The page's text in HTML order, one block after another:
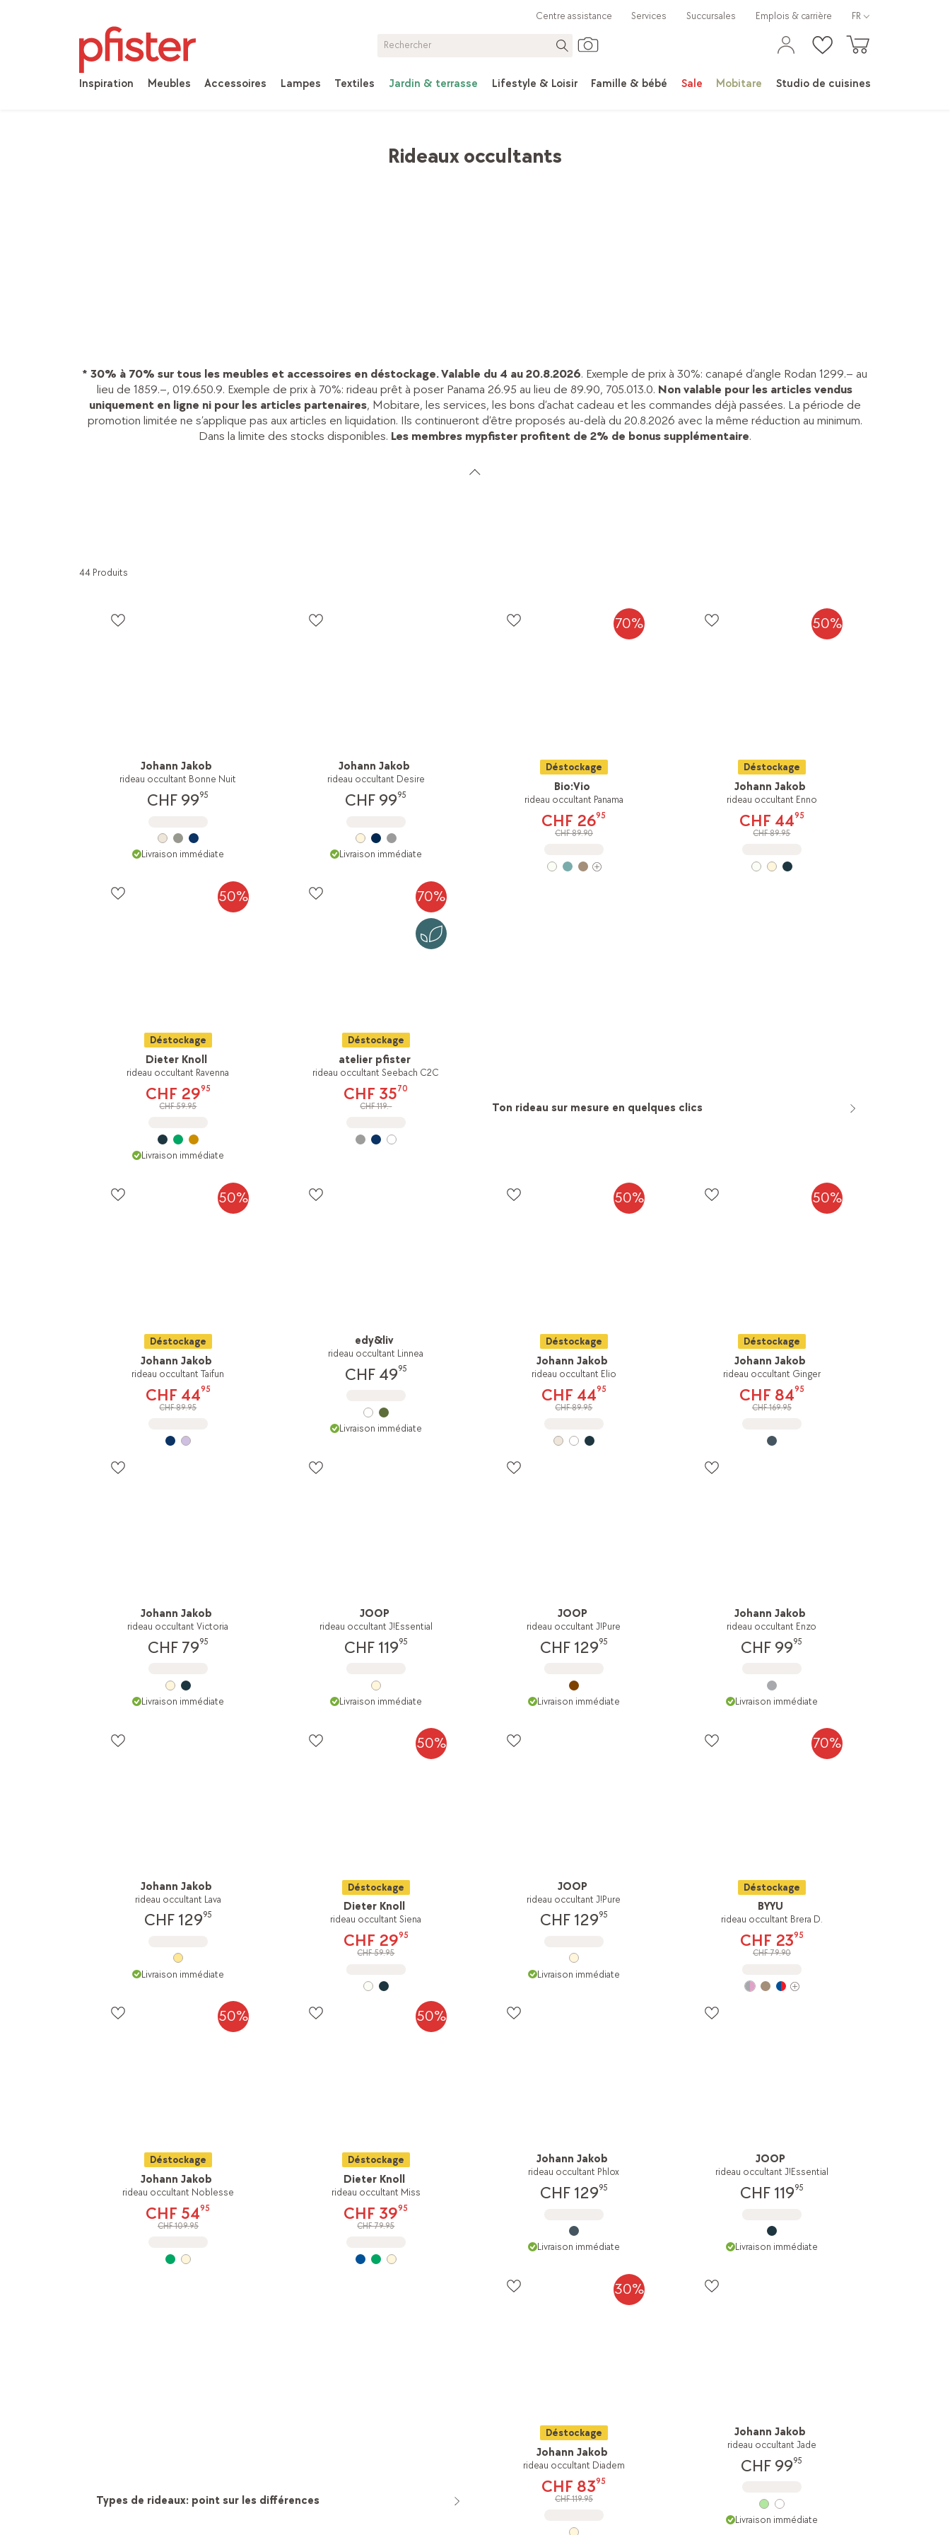
Inspiration Meubles Accessoires Lampes Textiles Jardin & terrasse Lifestyle & Loisir Famille & bébé Sale Mobitare Studio de cuisines
Centre assistance Services Succursales Emplois & carrière FR
Rideaux prêts à poser & rideauxRideaux occultants
* 30% à 70% sur tous les meubles et accessoires en déstockage. Valable du 4 au 20.8.2026. Exemple de prix à 30%: canapé d’angle Rodan 1299.– au
lieu de 1859.–, 019.650.9. Exemple de prix à 70%: rideau prêt à poser Panama 26.95 au lieu de 89.90, 705.013.0. Non valable pour les articles vendus
uniquement en ligne ni pour les articles partenaires, Mobitare, les services, les bons d’achat cadeau et les commandes déjà passées. La période de
promotion limitée ne s’applique pas aux articles en liquidation. Ils continueront d’être proposés au-delà du 20.8.2026 avec la même réduction au minimum.
Dans la limite des stocks disponibles. Les membres mypfister profitent de 2% de bonus supplémentaire.
44 Produits
Johann Jakob
rideau occultant Bonne Nuit
CHF 9995
Livraison immédiate
Johann Jakob
rideau occultant Desire
CHF 9995
Livraison immédiate
70%
Déstockage
Bio:Vio
rideau occultant Panama
CHF 2695
CHF 89.90
50%
Déstockage
Johann Jakob
rideau occultant Enno
CHF 4495
CHF 89.95
50%
Déstockage
Dieter Knoll
rideau occultant Ravenna
CHF 2995
CHF 59.95
Livraison immédiate
70%
Déstockage
atelier pfister
rideau occultant Seebach C2C
CHF 3570
CHF 119.-
Ton rideau sur mesure en quelques clics
Composer maintenant & livré en quatre semaines
50%
Déstockage
Johann Jakob
rideau occultant Taifun
CHF 4495
CHF 89.95
edy&liv
rideau occultant Linnea
CHF 4995
Livraison immédiate
50%
Déstockage
Johann Jakob
rideau occultant Elio
CHF 4495
CHF 89.95
50%
Déstockage
Johann Jakob
rideau occultant Ginger
CHF 8495
CHF 169.95
Johann Jakob
rideau occultant Victoria
CHF 7995
Livraison immédiate
JOOP
rideau occultant J!Essential
CHF 11995
Livraison immédiate
JOOP
rideau occultant J!Pure
CHF 12995
Livraison immédiate
Johann Jakob
rideau occultant Enzo
CHF 9995
Livraison immédiate
Johann Jakob
rideau occultant Lava
CHF 12995
Livraison immédiate
50%
Déstockage
Dieter Knoll
rideau occultant Siena
CHF 2995
CHF 59.95
JOOP
rideau occultant J!Pure
CHF 12995
Livraison immédiate
70%
Déstockage
BYYU
rideau occultant Brera D.
CHF 2395
CHF 79.90
50%
Déstockage
Johann Jakob
rideau occultant Noblesse
CHF 5495
CHF 109.95
50%
Déstockage
Dieter Knoll
rideau occultant Miss
CHF 3995
CHF 79.95
Johann Jakob
rideau occultant Phlox
CHF 12995
Livraison immédiate
JOOP
rideau occultant J!Essential
CHF 11995
Livraison immédiate
Types de rideaux: point sur les différences
En savoir plus
30%
Déstockage
Johann Jakob
rideau occultant Diadem
CHF 8395
CHF 119.95
Johann Jakob
rideau occultant Jade
CHF 9995
Livraison immédiate